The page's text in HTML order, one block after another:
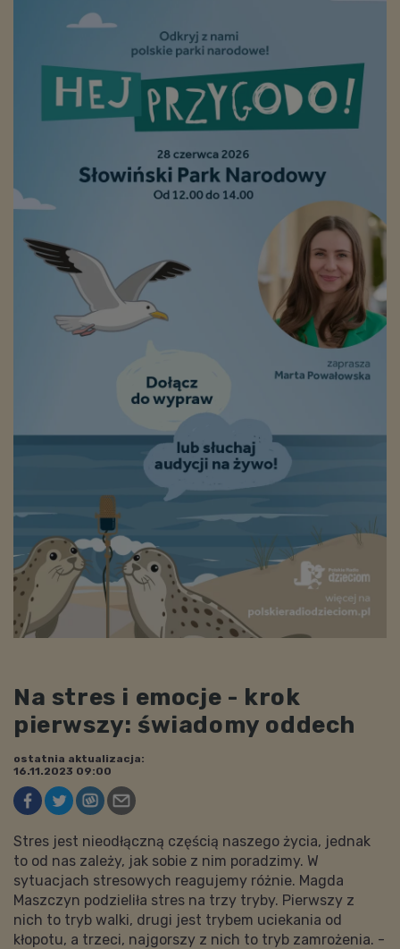
Na stres i emocje - krok
pierwszy: świadomy oddech
ostatnia aktualizacja:
16.11.2023 09:00
Stres jest nieodłączną częścią naszego życia, jednak
to od nas zależy, jak sobie z nim poradzimy. W
sytuacjach stresowych reagujemy różnie. Magda
Maszczyn podzieliła stres na trzy tryby. Pierwszy z
nich to tryb walki, drugi jest trybem uciekania od
kłopotu, a trzeci, najgorszy z nich to tryb zamrożenia. -